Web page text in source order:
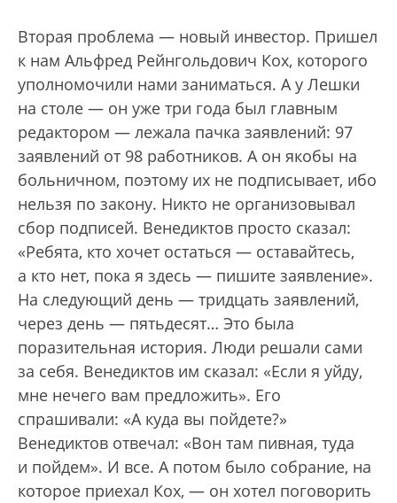
Вторая проблема — новый инвестор. Пришел
к нам Альфред Рейнгольдович Кох, которого
уполномочили нами заниматься. А у Лешки
на столе — он уже три года был главным
редактором — лежала пачка заявлений: 97
заявлений от 98 работников. А он якобы на
больничном, поэтому их не подписывает, ибо
нельзя по закону. Никто не организовывал
сбор подписей. Венедиктов просто сказал:
«Ребята, кто хочет остаться — оставайтесь,
а кто нет, пока я здесь — пишите заявление».
На следующий день — тридцать заявлений,
через день — пятьдесят… Это была
поразительная история. Люди решали сами
за себя. Венедиктов им сказал: «Если я уйду,
мне нечего вам предложить». Его
спрашивали: «А куда вы пойдете?»
Венедиктов отвечал: «Вон там пивная, туда
и пойдем». И все. А потом было собрание, на
которое приехал Кох, — он хотел поговорить